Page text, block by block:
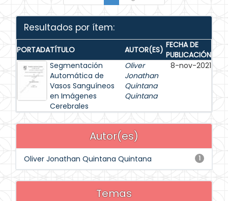
Resultados por ítem:
PORTADATÍTULO AUTOR(ES) FECHA DE
PUBLICACIÓN
Segmentación
Automática de
Vasos Sanguíneos
en Imágenes
Cerebrales
Oliver
Jonathan
Quintana
Quintana
8-nov-2021
Autor(es)
1
Oliver Jonathan Quintana Quintana
Temas